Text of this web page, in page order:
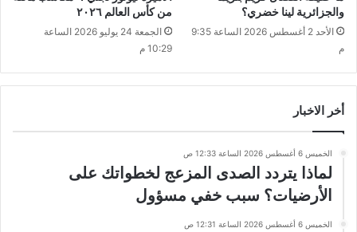
والجزائرية لينا خضري؟
الأحد 2 أغسطس 2026 الساعة 9:35
م
من كأس العالم ٢٠٢٦
الجمعة 24 يوليو 2026 الساعة
10:29 م
أخر الاخبار
الخميس 6 أغسطس 2026 الساعة 12:33 ص
لماذا يتردد الصدى المزعج لخطواتك على
الأرضيات؟ سبب خفي مسؤول
الخميس 6 أغسطس 2026 الساعة 12:31 ص